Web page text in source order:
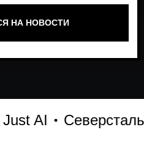
Северсталь